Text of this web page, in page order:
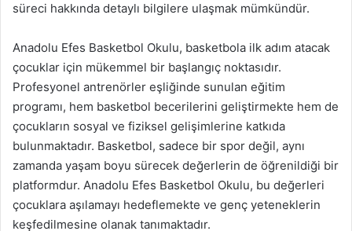
süreci hakkında detaylı bilgilere ulaşmak mümkündür.
Anadolu Efes Basketbol Okulu, basketbola ilk adım atacak
çocuklar için mükemmel bir başlangıç noktasıdır.
Profesyonel antrenörler eşliğinde sunulan eğitim
programı, hem basketbol becerilerini geliştirmekte hem de
çocukların sosyal ve fiziksel gelişimlerine katkıda
bulunmaktadır. Basketbol, sadece bir spor değil, aynı
zamanda yaşam boyu sürecek değerlerin de öğrenildiği bir
platformdur. Anadolu Efes Basketbol Okulu, bu değerleri
çocuklara aşılamayı hedeflemekte ve genç yeteneklerin
keşfedilmesine olanak tanımaktadır.